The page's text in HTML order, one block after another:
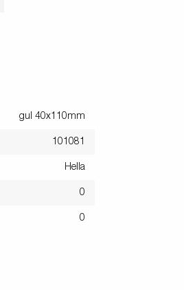
gul 40x110mm
101081
Hella
0
0